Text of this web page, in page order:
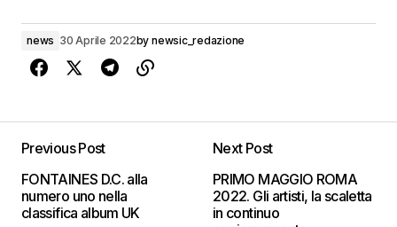
news 30 Aprile 2022by newsic_redazione
Previous Post
FONTAINES D.C. alla
numero uno nella
classifica album UK
Next Post
PRIMO MAGGIO ROMA
2022. Gli artisti, la scaletta
in continuo